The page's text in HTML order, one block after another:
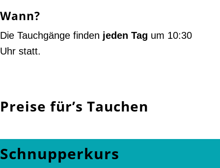
Wann?
Die Tauchgänge finden jeden Tag um 10:30
Uhr statt.
Preise für’s Tauchen
Schnupperkurs